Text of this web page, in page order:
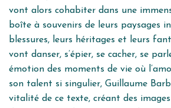
vont alors cohabiter dans une
boîte à souvenirs de leurs paysages
blessures, leurs héritages et leurs
vont danser, s’épier, se cacher, se
émotion des moments de vie où
son talent si singulier, Guillaume
vitalité de ce texte, créant des